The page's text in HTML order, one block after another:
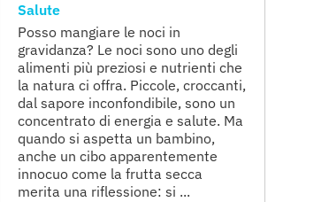
Salute
Posso mangiare le noci in
gravidanza? Le noci sono uno degli
alimenti più preziosi e nutrienti che
la natura ci offra. Piccole, croccanti,
dal sapore inconfondibile, sono un
concentrato di energia e salute. Ma
quando si aspetta un bambino,
anche un cibo apparentemente
innocuo come la frutta secca
merita una riflessione: si ...